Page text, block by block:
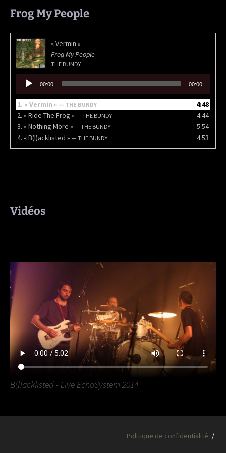
Frog My People
« Vermin »
Frog My People
THE BUNDY
Lecteur
audio
00:00 00:00
1. « Vermin » — THE BUNDY
4:48
2. « Ride The Frog » — THE BUNDY
4:44
3. « Nothing More » — THE BUNDY
5:54
4. « B(l)acklisted » — THE BUNDY 4:53
Vidéos
B(l)acklisted - Live EchoSystem 2014
Politique de confidentialité